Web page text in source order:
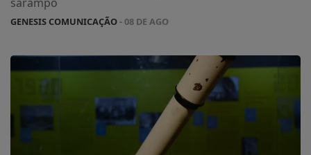
GENESIS COMUNICAÇÃO- 08 DE AGO